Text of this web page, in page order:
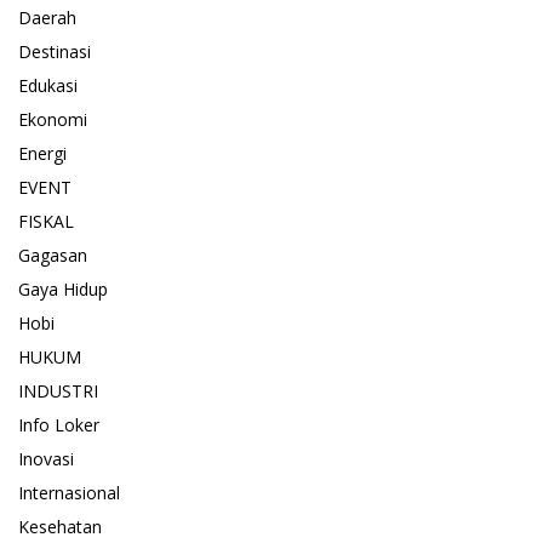
Daerah
Destinasi
Edukasi
Ekonomi
Energi
EVENT
FISKAL
Gagasan
Gaya Hidup
Hobi
HUKUM
INDUSTRI
Info Loker
Inovasi
Internasional
Kesehatan